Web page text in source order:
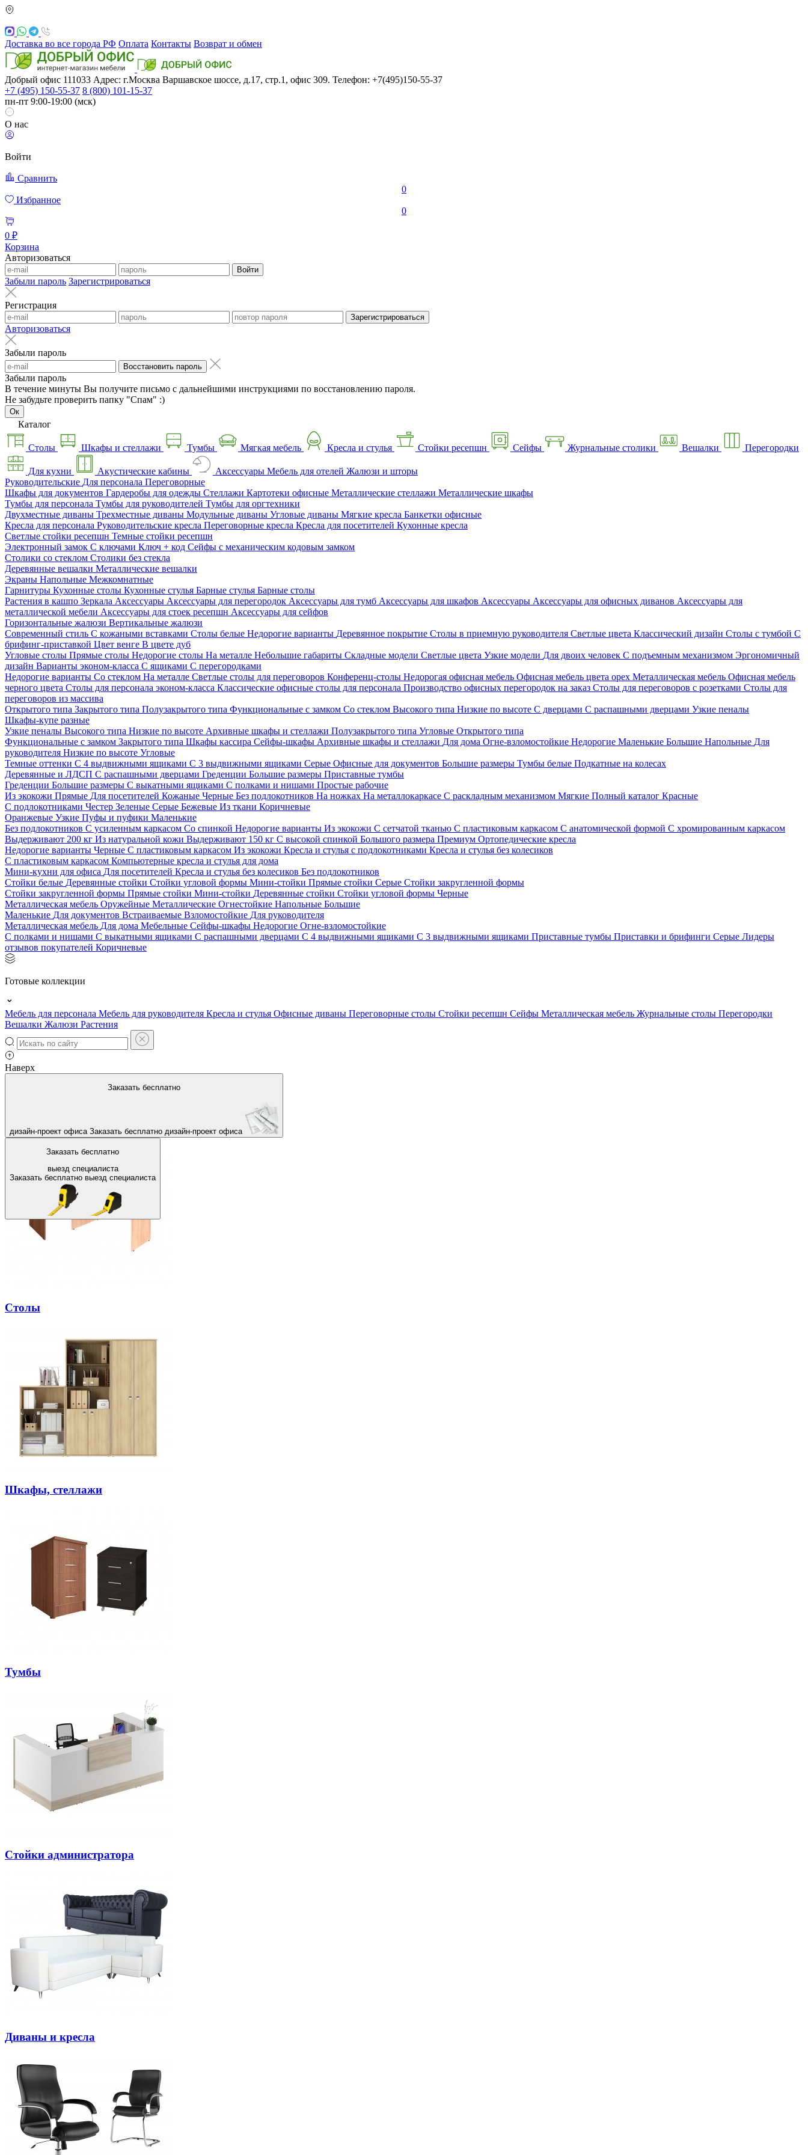
Доставка во все города РФ Оплата Контакты Возврат и обмен
Добрый офис 111033 Адрес: г.Москва Варшавское шоссе, д.17, стр.1, офис 309. Телефон: +7(495)150-55-37
+7 (495) 150-55-37 8 (800) 101-15-37
пн-пт 9:00-19:00 (мск)
О нас
Войти
Сравнить
0
Избранное
0
0 ₽
Корзина
Авторизоваться
Войти
Забыли пароль Зарегистрироваться
Регистрация
Зарегистрироваться
Авторизоваться
Забыли пароль
Восстановить пароль
Забыли пароль
В течение минуты Вы получите письмо с дальнейшими инструкциями по восстановлению пароля.
Не забудьте проверить папку "Спам" :)
Ок
Каталог
Столы Шкафы и стеллажи Тумбы Мягкая мебель Кресла и стулья Стойки ресепшн Сейфы Журнальные столики Вешалки Перегородки
Для кухни Акустические кабины Аксессуары Мебель для отелей Жалюзи и шторы
Руководительские Для персонала Переговорные
Шкафы для документов Гардеробы для одежды Стеллажи Картотеки офисные Металлические стеллажи Металлические шкафы
Тумбы для персонала Тумбы для руководителей Тумбы для оргтехники
Двухместные диваны Трехместные диваны Модульные диваны Угловые диваны Мягкие кресла Банкетки офисные
Кресла для персонала Руководительские кресла Переговорные кресла Кресла для посетителей Кухонные кресла
Светлые стойки ресепшн Темные стойки ресепшн
Электронный замок С ключами Ключ + код Сейфы с механическим кодовым замком
Столики со стеклом Столики без стекла
Деревянные вешалки Металлические вешалки
Экраны Напольные Межкомнатные
Гарнитуры Кухонные столы Кухонные стулья Барные стулья Барные столы
Растения в кашпо Зеркала Аксессуары Аксессуары для перегородок Аксессуары для тумб Аксессуары для шкафов Аксессуары Аксессуары для офисных диванов Аксессуары для
металлической мебели Аксессуары для стоек ресепшн Аксессуары для сейфов
Горизонтальные жалюзи Вертикальные жалюзи
Современный стиль С кожаными вставками Столы белые Недорогие варианты Деревянное покрытие Столы в приемную руководителя Светлые цвета Классический дизайн Столы с тумбой С
брифинг-приставкой Цвет венге В цвете дуб
Угловые столы Прямые столы Недорогие столы На металле Небольшие габариты Складные модели Светлые цвета Узкие модели Для двоих человек С подъемным механизмом Эргономичный
дизайн Варианты эконом-класса С ящиками С перегородками
Недорогие варианты Со стеклом На металле Светлые столы для переговоров Конференц-столы Недорогая офисная мебель Офисная мебель цвета орех Металлическая мебель Офисная мебель
черного цвета Столы для персонала эконом-класса Классические офисные столы для персонала Производство офисных перегородок на заказ Столы для переговоров с розетками Столы для
переговоров из массива
Открытого типа Закрытого типа Полузакрытого типа Функциональные с замком Со стеклом Высокого типа Низкие по высоте С дверцами С распашными дверцами Узкие пеналы
Шкафы-купе разные
Узкие пеналы Высокого типа Низкие по высоте Архивные шкафы и стеллажи Полузакрытого типа Угловые Открытого типа
Функциональные с замком Закрытого типа Шкафы кассира Сейфы-шкафы Архивные шкафы и стеллажи Для дома Огне-взломостойкие Недорогие Маленькие Большие Напольные Для
руководителя Низкие по высоте Угловые
Темные оттенки С 4 выдвижными ящиками С 3 выдвижными ящиками Серые Офисные для документов Большие размеры Тумбы белые Подкатные на колесах
Деревянные и ЛДСП С распашными дверцами Греденции Большие размеры Приставные тумбы
Греденции Большие размеры С выкатными ящиками С полками и нишами Простые рабочие
Из экокожи Прямые Для посетителей Кожаные Черные Без подлокотников На ножках На металлокаркасе С раскладным механизмом Мягкие Полный каталог Красные
С подлокотниками Честер Зеленые Серые Бежевые Из ткани Коричневые
Оранжевые Узкие Пуфы и пуфики Маленькие
Без подлокотников С усиленным каркасом Со спинкой Недорогие варианты Из экокожи С сетчатой тканью С пластиковым каркасом С анатомической формой С хромированным каркасом
Выдерживают 200 кг Из натуральной кожи Выдерживают 150 кг С высокой спинкой Большого размера Премиум Ортопедические кресла
Недорогие варианты Черные С пластиковым каркасом Из экокожи Кресла и стулья с подлокотниками Кресла и стулья без колесиков
С пластиковым каркасом Компьютерные кресла и стулья для дома
Мини-кухни для офиса Для посетителей Кресла и стулья без колесиков Без подлокотников
Стойки белые Деревянные стойки Стойки угловой формы Мини-стойки Прямые стойки Серые Стойки закругленной формы
Стойки закругленной формы Прямые стойки Мини-стойки Деревянные стойки Стойки угловой формы Черные
Металлическая мебель Оружейные Металлические Огнестойкие Напольные Большие
Маленькие Для документов Встраиваемые Взломостойкие Для руководителя
Металлическая мебель Для дома Мебельные Сейфы-шкафы Недорогие Огне-взломостойкие
С полками и нишами С выкатными ящиками С распашными дверцами С 4 выдвижными ящиками С 3 выдвижными ящиками Приставные тумбы Приставки и брифинги Серые Лидеры
отзывов покупателей Коричневые
Готовые коллекции
Мебель для персонала Мебель для руководителя Кресла и стулья Офисные диваны Переговорные столы Стойки ресепшн Сейфы Металлическая мебель Журнальные столы Перегородки
Вешалки Жалюзи Растения
Наверх
Заказать бесплатно
дизайн-проект офиса Заказать бесплатно дизайн-проект офиса
Заказать бесплатно
выезд специалиста
Заказать бесплатно выезд специалиста
На главную
Офисная мебель в Пушкино
Столы
Шкафы, стеллажи
Тумбы
Стойки администратора
Диваны и кресла